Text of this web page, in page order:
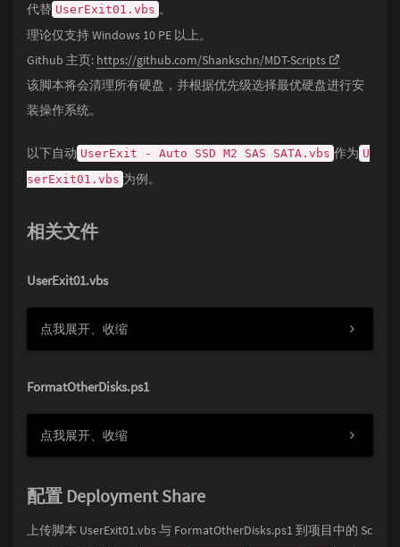
代替 UserExit01.vbs 。
理论仅支持 Windows 10 PE 以上。
Github 主页: https://github.com/Shankschn/MDT-Scripts
该脚本将会清理所有硬盘，并根据优先级选择最优硬盘进行安
装操作系统。
以下自动 UserExit - Auto SSD M2 SAS SATA.vbs 作为 U
serExit01.vbs 为例。
相关文件
UserExit01.vbs
点我展开、收缩
FormatOtherDisks.ps1
点我展开、收缩
配置 Deployment Share
上传脚本 UserExit01.vbs 与 FormatOtherDisks.ps1 到项目中的 Sc